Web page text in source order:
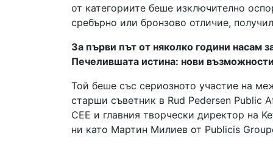
от категориите беше изключително
сребърно или бронзово отличие,
За първи път от няколко години насам
Печелившата истина: нови
Той беше със сериозното участие на
старши съветник в Rud Pedersen Public
CEE и главния творчески директор на
ни като Мартин Милиев от Publicis